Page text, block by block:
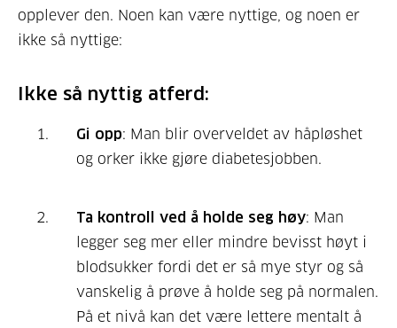
opplever den. Noen kan være nyttige, og noen er
ikke så nyttige:
Ikke så nyttig atferd:
Gi opp: Man blir overveldet av håpløshet
og orker ikke gjøre diabetesjobben.
Ta kontroll ved å holde seg høy: Man
legger seg mer eller mindre bevisst høyt i
blodsukker fordi det er så mye styr og så
vanskelig å prøve å holde seg på normalen.
På et nivå kan det være lettere mentalt å